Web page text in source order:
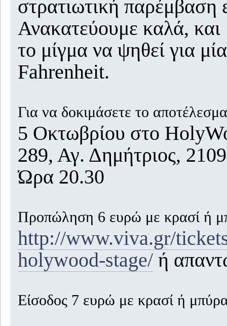
στρατιωτική παρέμβαση
Ανακατεύουμε καλά, και
το μίγμα να ψηθεί για
Fahrenheit.
Για να δοκιμάσετε το
5 Οκτωβρίου στο
289, Αγ. Δημήτριος,
Ώρα 20.30
Προπώληση 6 ευρώ με κρασί ή
http://www.viva.gr/
holywood-stage/ή
Είσοδος 7 ευρώ με κρασί ή